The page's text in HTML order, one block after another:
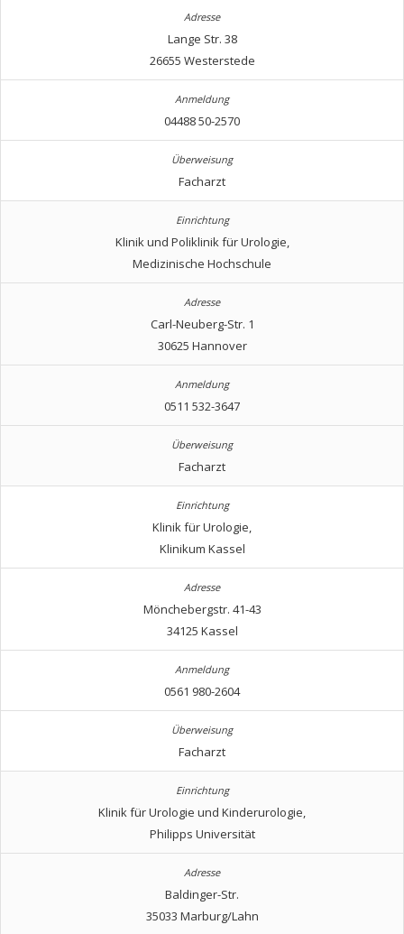
Lange Str. 38
26655 Westerstede
04488 50-2570
Facharzt
Klinik und Poliklinik für Urologie,
Medizinische Hochschule
Carl-Neuberg-Str. 1
30625 Hannover
0511 532-3647
Facharzt
Klinik für Urologie,
Klinikum Kassel
Mönchebergstr. 41-43
34125 Kassel
0561 980-2604
Facharzt
Klinik für Urologie und Kinderurologie,
Philipps Universität
Baldinger-Str.
35033 Marburg/Lahn